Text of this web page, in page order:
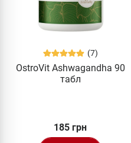
(7)
OstroVit Ashwagandha 90
табл
185 грн